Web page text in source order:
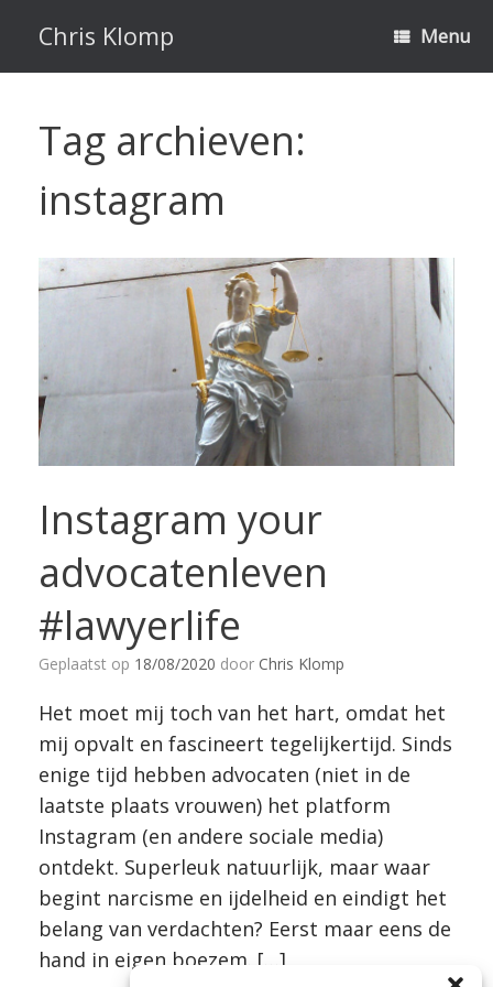
inhoud
Chris Klomp Menu
Tag archieven:
instagram
Instagram your
advocatenleven
#lawyerlife
Geplaatst op 18/08/2020 door Chris Klomp
Het moet mij toch van het hart, omdat het
mij opvalt en fascineert tegelijkertijd. Sinds
enige tijd hebben advocaten (niet in de
laatste plaats vrouwen) het platform
Instagram (en andere sociale media)
ontdekt. Superleuk natuurlijk, maar waar
begint narcisme en ijdelheid en eindigt het
belang van verdachten? Eerst maar eens de
hand in eigen boezem. […]